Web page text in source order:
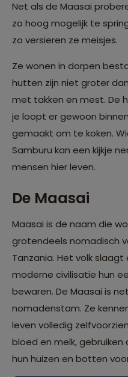
Net als de Maasai
zo hoog mogelijk te
zo versieren ze meisjes.
Ze wonen in dorpen
hutten zijn niet groter
met takken en mest. De
je loopt er gewoon
gemaakt om te koken.
Samburu kan een kijkje
mensen hier leven.
De Maasai
Maasai is de naam die
grotendeels nomadisch
Tanzania. Het volk
moderne civilisatie hun
bewaren. De Maasai is
nomadenstam. Ze
leven volledig
bloed en melk,
hun huizen en botten